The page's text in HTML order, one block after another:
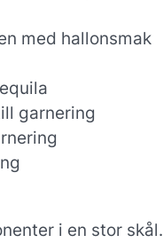
med hallonsmak
garnering
i en stor skål.